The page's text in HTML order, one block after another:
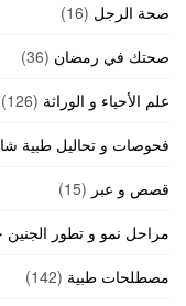
صحة الرجل (16)
صحتك في رمضان (36)
علم الأحياء و الوراثة (126)
فحوصات و تحاليل طبية
قصص و عبر (15)
مراحل نمو و تطور الجنين
مصطلحات طبية (142)